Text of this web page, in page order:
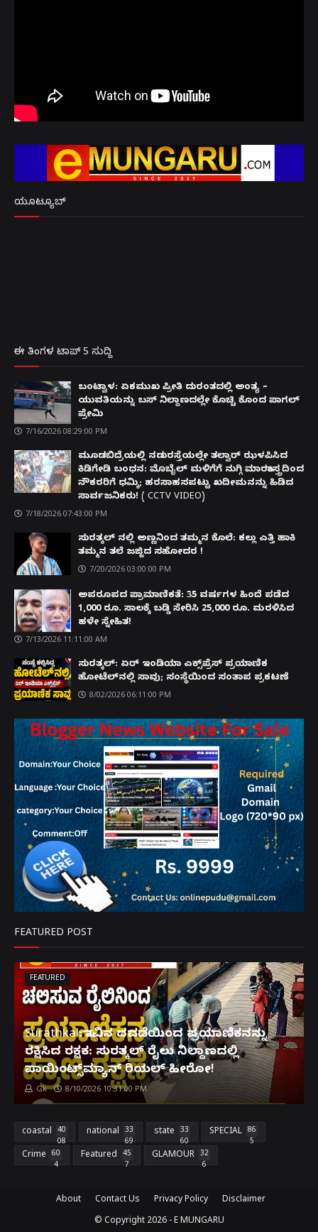
ಯೂಟ್ಯೂಬ್
ಈ ತಿಂಗಳ ಟಾಪ್ 5 ಸುದ್ದಿ
ಬಂಟ್ವಾಳ: ಏಕಮುಖ ಪ್ರೀತಿ ದುರಂತದಲ್ಲಿ ಅಂತ್ಯ –
ಯುವತಿಯನ್ನು ಬಸ್ ನಿಲ್ದಾಣದಲ್ಲೇ ಕೊಚ್ಚಿ ಕೊಂದ ಪಾಗಲ್
ಪ್ರೇಮಿ
7/16/2026 08:29:00 PM
ಮೂಡಬಿದ್ರೆಯಲ್ಲಿ ನಡುರಸ್ತೆಯಲ್ಲೇ ತಲ್ವಾರ್ ಝಳಪಿಸಿದ
ಕಿಡಿಗೇಡಿ ಬಂಧನ: ಮೊಬೈಲ್ ಮಳಿಗೆಗೆ ನುಗ್ಗಿ ಮಾರಕಾಸ್ತ್ರದಿಂದ
ನೌಕರರಿಗೆ ಧಮ್ಕಿ; ಹರಸಾಹಸಪಟ್ಟು ಖದೀಮನನ್ನು ಹಿಡಿದ
ಸಾರ್ವಜನಿಕರು! ( CCTV VIDEO)
7/18/2026 07:43:00 PM
ಸುರತ್ಕಲ್ ನಲ್ಲಿ ಅಣ್ಣನಿಂದ ತಮ್ಮನ ಕೊಲೆ: ಕಲ್ಲು ಎತ್ತಿ ಹಾಕಿ
ತಮ್ಮನ ತಲೆ ಜಜ್ಜಿದ ಸಹೋದರ !
7/20/2026 03:00:00 PM
ಅಪರೂಪದ ಪ್ರಾಮಾಣಿಕತೆ: 35 ವರ್ಷಗಳ ಹಿಂದೆ ಪಡೆದ
1,000 ರೂ. ಸಾಲಕ್ಕೆ ಬಡ್ಡಿ ಸೇರಿಸಿ 25,000 ರೂ. ಮರಳಿಸಿದ
ಹಳೇ ಸ್ನೇಹಿತ!
7/13/2026 11:11:00 AM
ಸುರತ್ಕಲ್: ಏರ್ ಇಂಡಿಯಾ ಎಕ್ಸ್‌ಪ್ರೆಸ್ ಪ್ರಯಾಣಿಕ
ಹೋಟೆಲ್‌ನಲ್ಲಿ ಸಾವು; ಸಂಸ್ಥೆಯಿಂದ ಸಂತಾಪ ಪ್ರಕಟಣೆ
8/02/2026 06:11:00 PM
FEATURED POST
FEATURED
Surathkal: ಸಾವಿನ ದವಡೆಯಿಂದ ಪ್ರಯಾಣಿಕನನ್ನು
ರಕ್ಷಿಸಿದ ರಕ್ಷಕ: ಸುರತ್ಕಲ್ ರೈಲು ನಿಲ್ದಾಣದಲ್ಲಿ
ಪಾಯಿಂಟ್ಸ್‌ಮ್ಯಾನ್ ರಿಯಲ್ ಹೀರೋ!
Gk 8/10/2026 10:31:00 PM
coastal
40
08
national
33
69
state
33
60
SPECIAL
86
5
Crime
60
4
Featured
45
7
GLAMOUR
32
6
About Contact Us Privacy Policy
Disclaimer
© Copyright 2026 -E MUNGARU